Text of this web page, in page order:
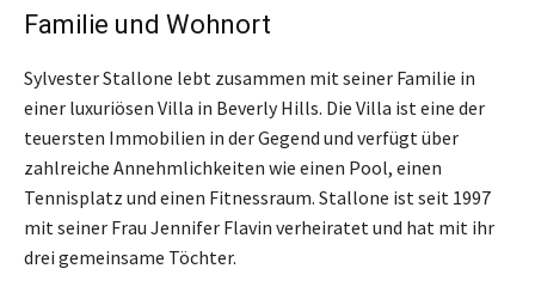
Familie und Wohnort
Sylvester Stallone lebt zusammen mit seiner Familie in
einer luxuriösen Villa in Beverly Hills. Die Villa ist eine der
teuersten Immobilien in der Gegend und verfügt über
zahlreiche Annehmlichkeiten wie einen Pool, einen
Tennisplatz und einen Fitnessraum. Stallone ist seit 1997
mit seiner Frau Jennifer Flavin verheiratet und hat mit ihr
drei gemeinsame Töchter.